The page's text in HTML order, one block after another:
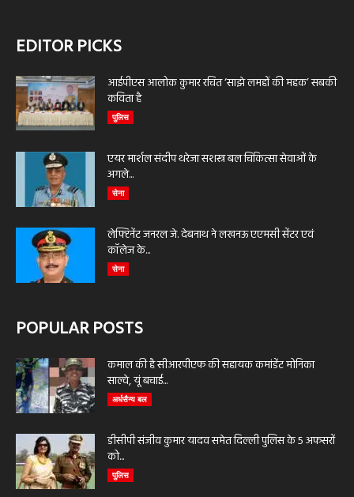
EDITOR PICKS
आईपीएस आलोक कुमार रचित ‘साझे लमहों की महक’ सबकी
कविता है
पुलिस
एयर मार्शल संदीप थरेजा सशस्त्र बल चिकित्सा सेवाओं के
अगले...
सेना
लेफ्टिनेंट जनरल जे. देबनाथ ने लखनऊ एएमसी सेंटर एवं
कॉलेज के...
सेना
POPULAR POSTS
कमाल की है सीआरपीएफ की सहायक कमांडेंट मोनिका
साल्वे, यूं बचाई...
अर्धसैन्य बल
डीसीपी संजीव कुमार यादव समेत दिल्ली पुलिस के 5 अफसरों
को...
पुलिस